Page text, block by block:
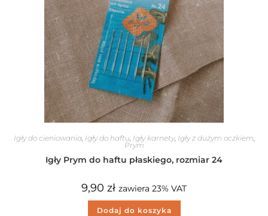
Igły do cieniowania, Igły do haftu, Igły karnety, Igły z dużym oczkiem,
Prym
Igły Prym do haftu płaskiego, rozmiar 24
9,90 zł zawiera 23% VAT
Dodaj do koszyka